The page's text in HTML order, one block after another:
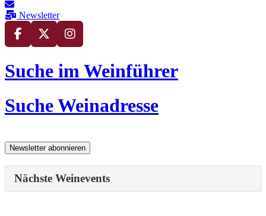
Newsletter
Suche im Weinführer
Suche Weinadresse
Nächste Weinevents